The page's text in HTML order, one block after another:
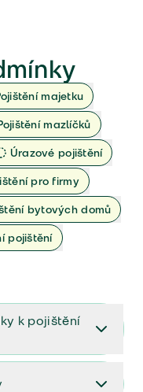
majetku
mazlíčků
Úrazové pojištění
pro firmy
bytových domů
pojištění
k pojištění
a vše důležité ke